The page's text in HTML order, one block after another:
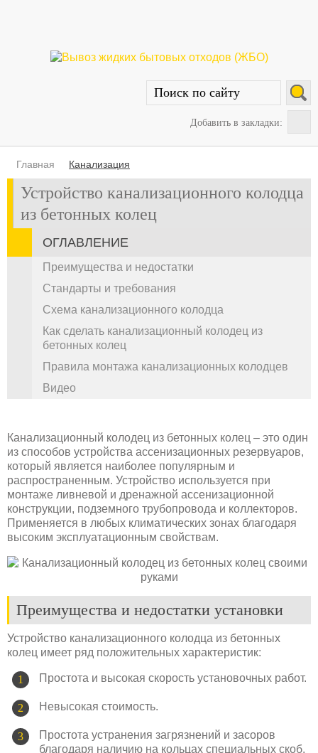
Добавить в закладки:
Главная Канализация
Устройство канализационного колодца
из бетонных колец
ОГЛАВЛЕНИЕ
Преимущества и недостатки
Стандарты и требования
Схема канализационного колодца
Как сделать канализационный колодец из
бетонных колец
Правила монтажа канализационных колодцев
Видео
Канализационный колодец из бетонных колец – это один
из способов устройства ассенизационных резервуаров,
который является наиболее популярным и
распространенным. Устройство используется при
монтаже ливневой и дренажной ассенизационной
конструкции, подземного трубопровода и коллекторов.
Применяется в любых климатических зонах благодаря
высоким эксплуатационным свойствам.
Преимущества и недостатки установки
Устройство канализационного колодца из бетонных
колец имеет ряд положительных характеристик:
Простота и высокая скорость установочных работ.
Невысокая стоимость.
Простота устранения загрязнений и засоров
благодаря наличию на кольцах специальных скоб.